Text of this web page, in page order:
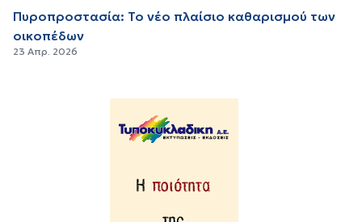
Πυροπροστασία: Το νέο πλαίσιο καθαρισμού των
οικοπέδων
23 Απρ. 2026